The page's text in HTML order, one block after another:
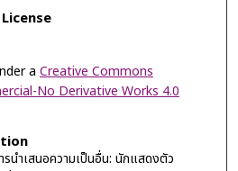
a Creative Commons
No Derivative Works 4.0
นำเสนอความเป็นอื่น: นักแสดงตัว